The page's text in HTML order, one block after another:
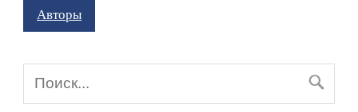
Авторы